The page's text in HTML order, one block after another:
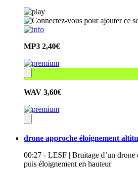
MP3 2,40€
WAV 3,60€
drone approche éloignement
00:27 - LESF | Bruitage d’un drone
puis éloignement en hauteur